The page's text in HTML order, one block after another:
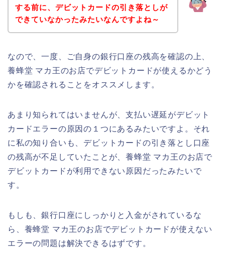
する前に、デビットカードの引き落としが
できていなかったみたいなんですよね～
なので、一度、ご自身の銀行口座の残高を確認の上、
養蜂堂 マカ王のお店でデビットカードが使えるかどう
かを確認されることをオススメします。
あまり知られてはいませんが、支払い遅延がデビット
カードエラーの原因の１つにあるみたいですよ。それ
に私の知り合いも、デビットカードの引き落とし口座
の残高が不足していたことが、養蜂堂 マカ王のお店で
デビットカードが利用できない原因だったみたいで
す。
もしも、銀行口座にしっかりと入金がされているな
ら、養蜂堂 マカ王のお店でデビットカードが使えない
エラーの問題は解決できるはずです。